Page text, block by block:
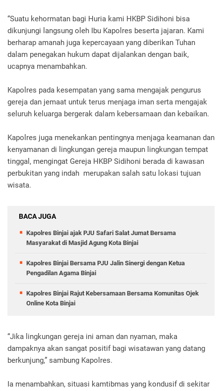
“Suatu kehormatan bagi Huria kami HKBP Sidihoni bisa
dikunjungi langsung oleh Ibu Kapolres beserta jajaran. Kami
berharap amanah juga kepercayaan yang diberikan Tuhan
dalam penegakan hukum dapat dijalankan dengan baik,
ucapnya menambahkan.
Kapolres pada kesempatan yang sama mengajak pengurus
gereja dan jemaat untuk terus menjaga iman serta mengajak
seluruh keluarga bergerak dalam kebersamaan dan kebaikan.
Kapolres juga menekankan pentingnya menjaga keamanan dan
kenyamanan di lingkungan gereja maupun lingkungan tempat
tinggal, mengingat Gereja HKBP Sidihoni berada di kawasan
perbukitan yang indah merupakan salah satu lokasi tujuan
wisata.
BACA JUGA
Kapolres Binjai ajak PJU Safari Salat Jumat Bersama
Masyarakat di Masjid Agung Kota Binjai
Kapolres Binjai Bersama PJU Jalin Sinergi dengan Ketua
Pengadilan Agama Binjai
Kapolres Binjai Rajut Kebersamaan Bersama Komunitas Ojek
Online Kota Binjai
“Jika lingkungan gereja ini aman dan nyaman, maka
dampaknya akan sangat positif bagi wisatawan yang datang
berkunjung,” sambung Kapolres.
Ia menambahkan, situasi kamtibmas yang kondusif di sekitar